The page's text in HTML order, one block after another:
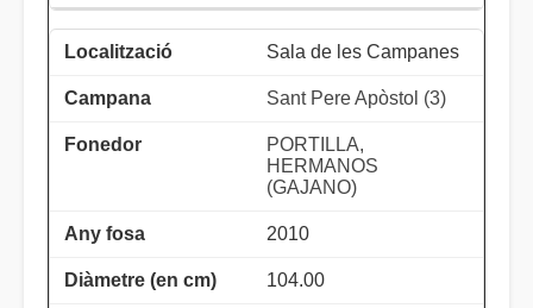
Sala de les Campanes
Sant Pere Apòstol (3)
PORTILLA,
HERMANOS
(GAJANO)
2010
104.00